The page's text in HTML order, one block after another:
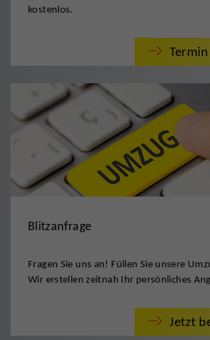
kostenlos.
Blitzanfrage
Fragen Sie uns an! Füllen Sie unsere
Wir erstellen zeitnah Ihr persönliches
Jetzt